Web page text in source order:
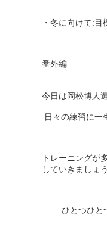
・冬に向けて:目
番外編
今日は岡松博人
日々の練習に一
トレーニングが
していきましょ
ひとつひと